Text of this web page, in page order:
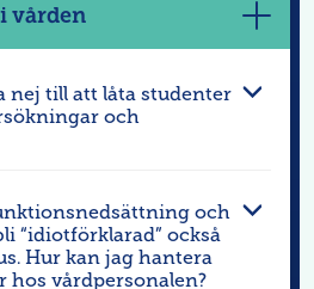
Visa
mer
vården
nej till att låta studenter
och
och
“idiotförklarad” också
Hur kan jag hantera
vårdpersonalen?